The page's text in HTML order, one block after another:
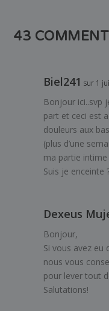
43
Biel241 sur 1
Bonjour ici..svp
part et ceci est
douleurs aux
(plus d’une
ma partie
Suis je enceinte
Dexeus
Bonjour,
Si vous avez eu
nous vous
pour lever tout
Salutations!